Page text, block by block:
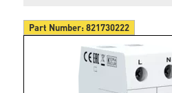
Part Number:821730222